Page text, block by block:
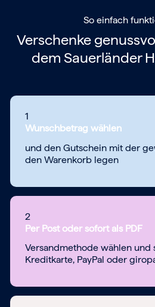
So einfach
Verschenke
dem Sauerländer
1
Wunschbetrag wählen
und den Gutschein mit der
den Warenkorb legen
2
Per Post oder sofort als PDF
Versandmethode wählen und
Kreditkarte, PayPal oder